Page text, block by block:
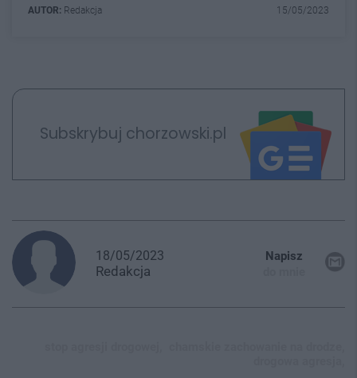
AUTOR: Redakcja 15/05/2023
Subskrybuj chorzowski.pl
18/05/2023
Redakcja
Napisz